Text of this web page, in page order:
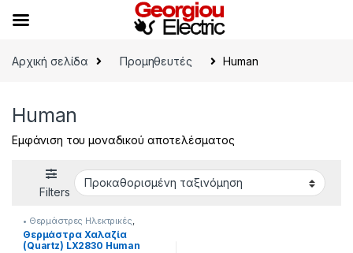
Αρχική σελίδα
Προμηθευτές Human
Human
Εμφάνιση του μοναδικού αποτελέσματος
Filters
• Θερμάστρες Ηλεκτρικές
Human
Θερμάστρα Χαλαζία
(Quartz) LX2830 Human